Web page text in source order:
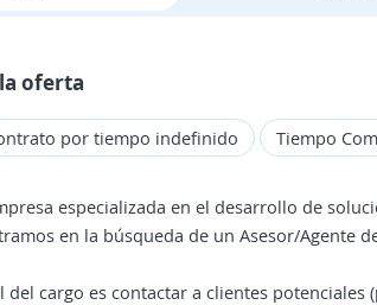
oferta
por tiempo indefinido Tiempo
especializada en el desarrollo de
en la búsqueda de un Asesor/Agente
del cargo es contactar a clientes